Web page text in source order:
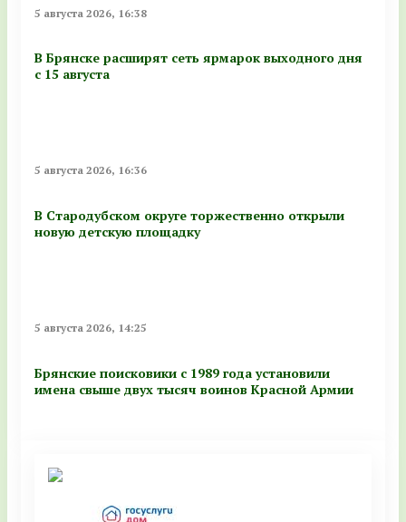
5 августа 2026, 16:38
В Брянске расширят сеть ярмарок выходного дня
с 15 августа
5 августа 2026, 16:36
В Стародубском округе торжественно открыли
новую детскую площадку
5 августа 2026, 14:25
Брянские поисковики с 1989 года установили
имена свыше двух тысяч воинов Красной Армии